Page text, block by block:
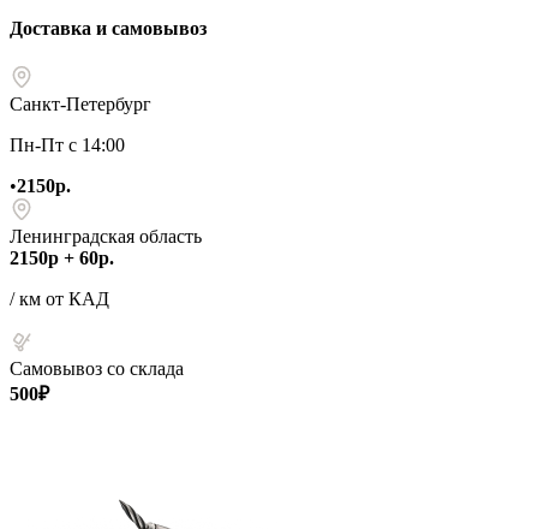
Доставка и самовывоз
Санкт-Петербург
Пн-Пт с 14:00
•2150р.
Ленинградская область
2150р + 60р.
/ км от КАД
Самовывоз со склада
500₽